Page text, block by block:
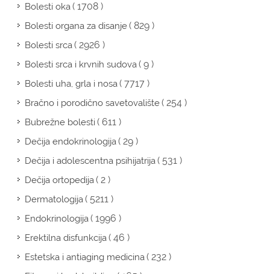
Bolesti oka( 1708 )
Bolesti organa za disanje( 829 )
Bolesti srca( 2926 )
Bolesti srca i krvnih sudova( 9 )
Bolesti uha, grla i nosa( 7717 )
Bračno i porodično savetovalište( 254 )
Bubrežne bolesti( 611 )
Dečija endokrinologija( 29 )
Dečija i adolescentna psihijatrija( 531 )
Dečija ortopedija( 2 )
Dermatologija( 5211 )
Endokrinologija( 1996 )
Erektilna disfunkcija( 46 )
Estetska i antiaging medicina( 232 )